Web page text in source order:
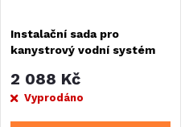
Instalační sada pro
kanystrový vodní systém
2 088 Kč
Vyprodáno